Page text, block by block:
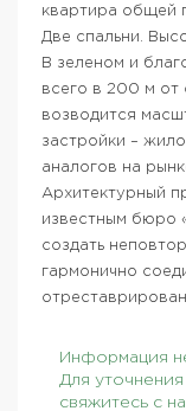
квартира общей
Две спальни.
В зеленом и
всего в 200 м от
возводится
застройки –
аналогов на
Архитектурный
известным бюро
создать
гармонично
Информация
Для
свяжитесь с